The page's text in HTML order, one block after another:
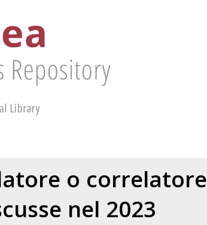
o correlatore
nel 2023